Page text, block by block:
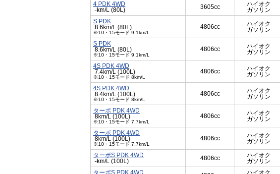
4 PDK 4WD
-km/L (80L)
3605cc
ハイオク
ガソリン
S PDK
8.6km/L (80L)
※10・15モード 9.1km/L
4806cc
ハイオク
ガソリン
S PDK
8.6km/L (80L)
※10・15モード 9.1km/L
4806cc
ハイオク
ガソリン
4S PDK 4WD
7.4km/L (100L)
※10・15モード 8km/L
4806cc
ハイオク
ガソリン
4S PDK 4WD
8.4km/L (100L)
※10・15モード 8km/L
4806cc
ハイオク
ガソリン
ターボ PDK 4WD
8km/L (100L)
※10・15モード 7.7km/L
4806cc
ハイオク
ガソリン
ターボ PDK 4WD
8km/L (100L)
※10・15モード 7.7km/L
4806cc
ハイオク
ガソリン
ターボS PDK 4WD
-km/L (100L)
4806cc
ハイオク
ガソリン